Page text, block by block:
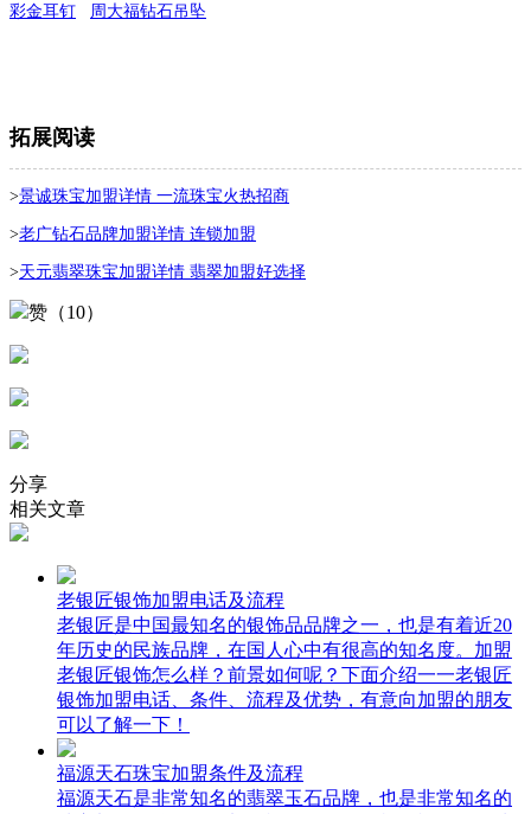
彩金耳钉 周大福钻石吊坠
拓展阅读
>景诚珠宝加盟详情 一流珠宝火热招商
>老广钻石品牌加盟详情 连锁加盟
>天元翡翠珠宝加盟详情 翡翠加盟好选择
赞（10）
分享
相关文章
老银匠银饰加盟电话及流程
老银匠是中国最知名的银饰品品牌之一，也是有着近20
年历史的民族品牌，在国人心中有很高的知名度。加盟
老银匠银饰怎么样？前景如何呢？下面介绍一一老银匠
银饰加盟电话、条件、流程及优势，有意向加盟的朋友
可以了解一下！
福源天石珠宝加盟条件及流程
福源天石是非常知名的翡翠玉石品牌，也是非常知名的